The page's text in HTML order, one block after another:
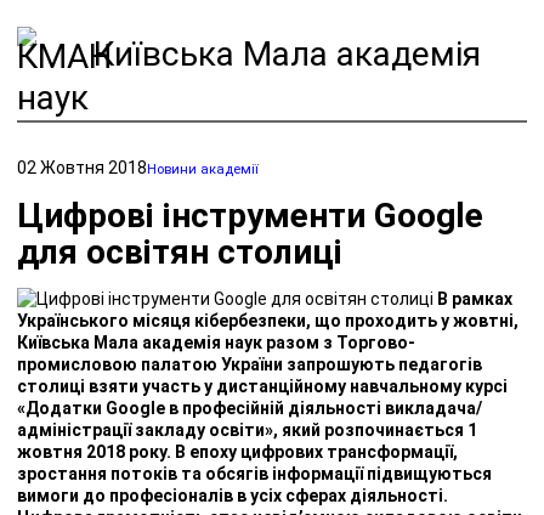
Київська Мала академія
наук
02 Жовтня 2018Новини академії
Цифрові інструменти Google
для освітян столиці
В рамках
Українського місяця кібербезпеки, що проходить у жовтні,
Київська Мала академія наук разом з Торгово-
промисловою палатою України запрошують педагогів
столиці взяти участь у дистанційному навчальному курсі
«Додатки Google в професійній діяльності викладача/
адміністрації закладу освіти», який розпочинається 1
жовтня 2018 року. В епоху цифрових трансформації,
зростання потоків та обсягів інформації підвищуються
вимоги до професіоналів в усіх сферах діяльності.